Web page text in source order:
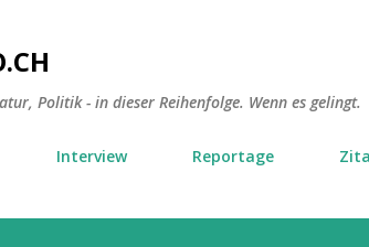
Politik - in dieser Reihenfolge. Wenn es gelingt.
Interview Reportage